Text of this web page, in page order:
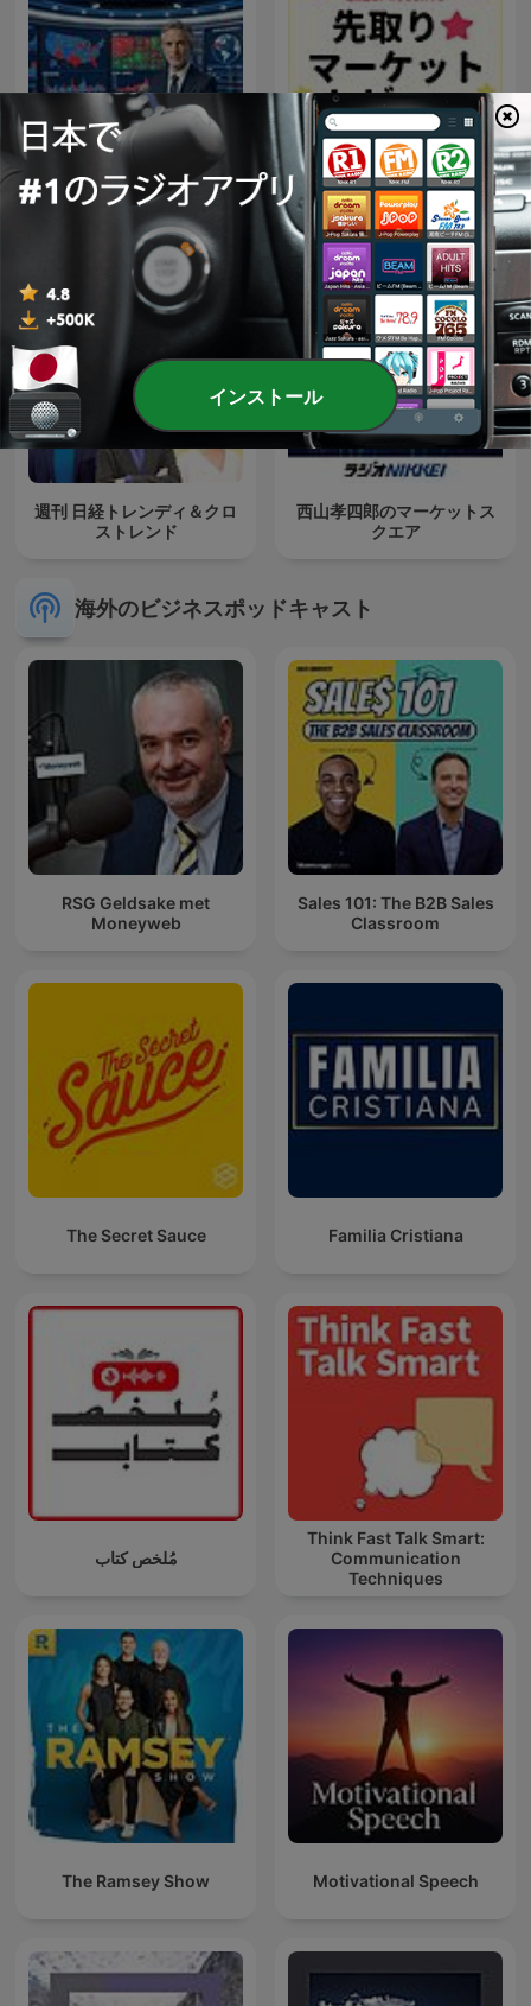
今日の米国株速報
楽天証券PRESENTS 先取り
★マーケットレビュー
週刊 日経トレンディ＆クロ
ストレンド
西山孝四郎のマーケットス
クエア
海外のビジネスポッドキャスト
RSG Geldsake met
Moneyweb
Sales 101: The B2B Sales
Classroom
The Secret Sauce Familia Cristiana
مُلخص كتاب
Think Fast Talk Smart:
Communication
Techniques
The Ramsey Show Motivational Speech
インストール